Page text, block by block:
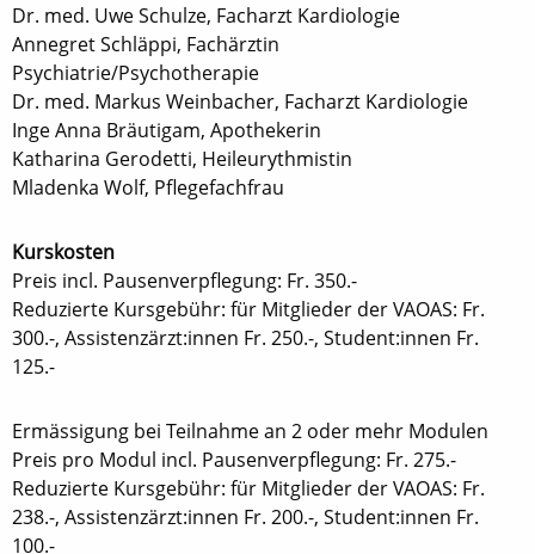
Dr. med. Uwe Schulze, Facharzt Kardiologie
Annegret Schläppi, Fachärztin
Psychiatrie/Psychotherapie
Dr. med. Markus Weinbacher, Facharzt Kardiologie
Inge Anna Bräutigam, Apothekerin
Katharina Gerodetti, Heileurythmistin
Mladenka Wolf, Pflegefachfrau
Kurskosten
Preis incl. Pausenverpflegung: Fr. 350.-
Reduzierte Kursgebühr: für Mitglieder der VAOAS: Fr.
300.-, Assistenzärzt:innen Fr. 250.-, Student:innen Fr.
125.-
Ermässigung bei Teilnahme an 2 oder mehr Modulen
Preis pro Modul incl. Pausenverpflegung: Fr. 275.-
Reduzierte Kursgebühr: für Mitglieder der VAOAS: Fr.
238.-, Assistenzärzt:innen Fr. 200.-, Student:innen Fr.
100.-